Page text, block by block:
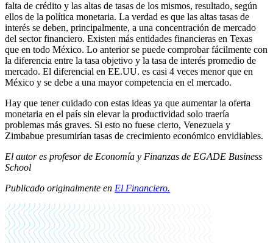
falta de crédito y las altas de tasas de los mismos, resultado, según
ellos de la política monetaria. La verdad es que las altas tasas de
interés se deben, principalmente, a una concentración de mercado
del sector financiero. Existen más entidades financieras en Texas
que en todo México. Lo anterior se puede comprobar fácilmente con
la diferencia entre la tasa objetivo y la tasa de interés promedio de
mercado. El diferencial en EE.UU. es casi 4 veces menor que en
México y se debe a una mayor competencia en el mercado.
Hay que tener cuidado con estas ideas ya que aumentar la oferta
monetaria en el país sin elevar la productividad solo traería
problemas más graves. Si esto no fuese cierto, Venezuela y
Zimbabue presumirían tasas de crecimiento económico envidiables.
El autor es profesor de Economía y Finanzas de EGADE Business
School
Publicado originalmente en El Financiero.